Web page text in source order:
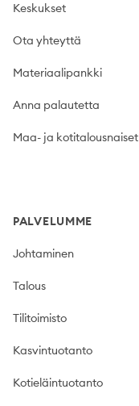
Keskukset
Ota yhteyttä
Materiaalipankki
Anna palautetta
Maa- ja kotitalousnaiset
PALVELUMME
Johtaminen
Talous
Tilitoimisto
Kasvintuotanto
Kotieläintuotanto